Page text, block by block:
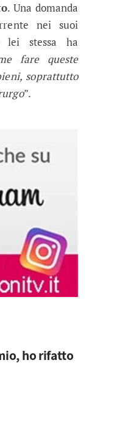
. Una domanda
nei suoi
lei stessa ha
fare queste
soprattutto
”.
ho rifatto